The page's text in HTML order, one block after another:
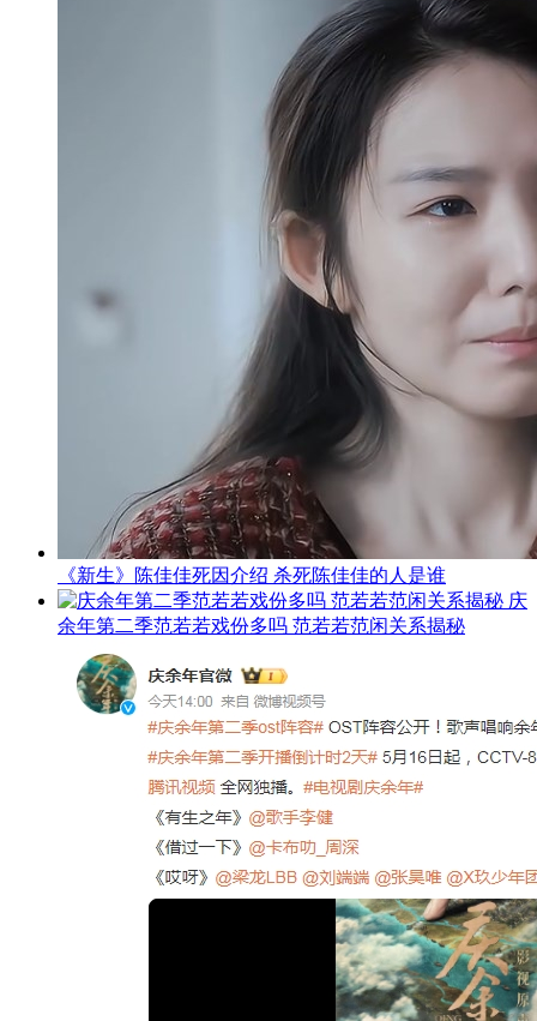
《新生》陈佳佳死因介绍 杀死陈佳佳的人是谁
庆
余年第二季范若若戏份多吗 范若若范闲关系揭秘